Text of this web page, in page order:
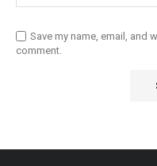
Save my name, email, and
comment.